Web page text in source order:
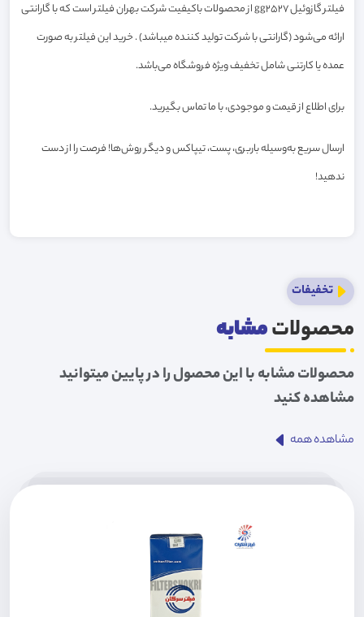
فیلتر گازوئیل gg2527 از محصولات باکیفیت شرکت بهران فیلتر است که با گارانتی
ارائه می‌شود (گارانتی با شرکت تولید کننده میباشد) . خرید این فیلتر به صورت
عمده یا کارتنی شامل تخفیف ویژه فروشگاه می‌باشد.
برای اطلاع از قیمت و موجودی، با ما تماس بگیرید.
ارسال سریع به‌وسیله باربری، پست، تیپاکس و دیگر روش‌ها! فرصت را از دست
ندهید!
تخفیفات
محصولاتمشابه
محصولات مشابه با این محصول را در پایین میتوانید
مشاهده کنید
مشاهده همه